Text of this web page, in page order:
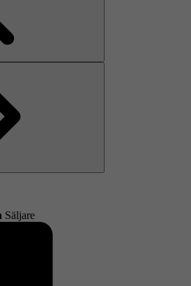
Säljare